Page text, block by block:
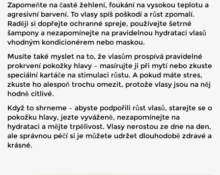
Zapomeňte na časté žehlení, foukání na vysokou teplotu a
agresivní barvení. To vlasy spíš poškodí a růst zpomalí.
Raději si dopřejte ochranné spreje, používejte šetrné
šampony a nezapomínejte na pravidelnou hydrataci vlasů
vhodným kondicionérem nebo maskou.
Musíte také myslet na to, že vlasům prospívá pravidelné
prokrvení pokožky hlavy – masírujte ji při mytí nebo zkuste
speciální kartáče na stimulaci růstu. A pokud máte stres,
zkuste ho alespoň trochu omezit, protože vlasy jsou na něj
hodně citlivé.
Když to shrneme – abyste podpořili růst vlasů, starejte se o
pokožku hlavy, jezte vyváženě, nezapomínejte na
hydrataci a mějte trpělivost. Vlasy nerostou ze dne na den,
ale správnou péčí si je můžete udržet dlouhodobě zdravé a
krásné.